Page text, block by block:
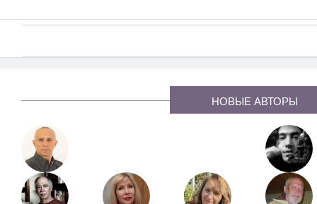
НОВЫЕ АВТОРЫ